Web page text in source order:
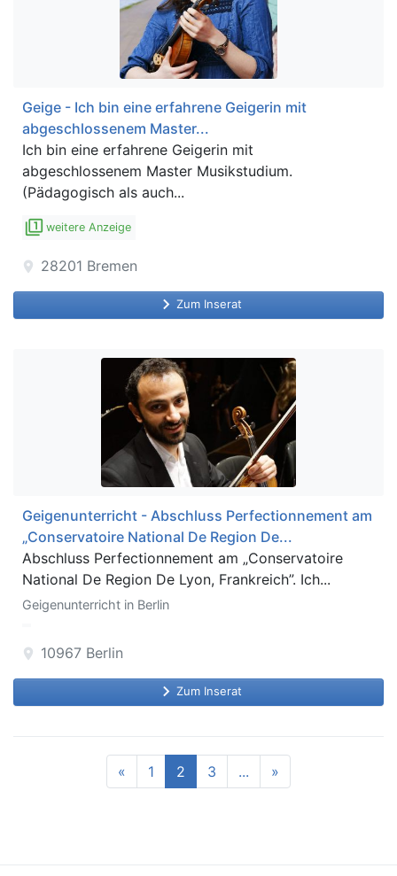
Geige - Ich bin eine erfahrene Geigerin mit
abgeschlossenem Master...
Ich bin eine erfahrene Geigerin mit
abgeschlossenem Master Musikstudium.
(Pädagogisch als auch...
filter_1 weitere Anzeige
location_on 28201 Bremen
keyboard_arrow_right Zum Inserat
Geigenunterricht - Abschluss Perfectionnement am
„Conservatoire National De Region De...
Abschluss Perfectionnement am „Conservatoire
National De Region De Lyon, Frankreich”. Ich...
Geigenunterricht in Berlin
location_on 10967 Berlin
keyboard_arrow_right Zum Inserat
« 1 2 3 ... »